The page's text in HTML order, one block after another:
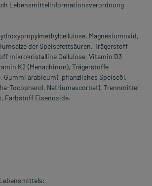
Lebensmittelinformationsverordnung
Magnesiumoxid,
der Speisefettsäuren, Trägerstoff
mikrokristalline Cellulose, Vitamin D3
K2 (Menachinon), Trägerstoffe
Gummi arabicum), pflanzliches Speiseöl,
Tocopherol, Natriumascorbat), Trennmittel
Farbstoff Eisenoxide.